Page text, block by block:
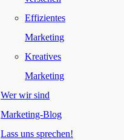
Effizientes
Marketing
Kreatives
Marketing
Wer wir sind
Marketing-Blog
Lass uns sprechen!